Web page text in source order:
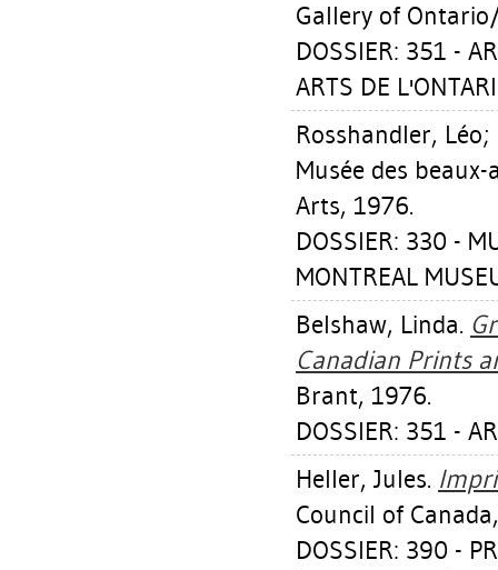
Gallery of
DOSSIER: 351 -
ARTS DE
Rosshandler, Léo;
Musée des
Arts, 1976.
DOSSIER: 330 -
MONTREAL
Belshaw, Linda.
Canadian Prints
Brant, 1976.
DOSSIER: 351 -
Heller, Jules.
Council of
DOSSIER: 390 -